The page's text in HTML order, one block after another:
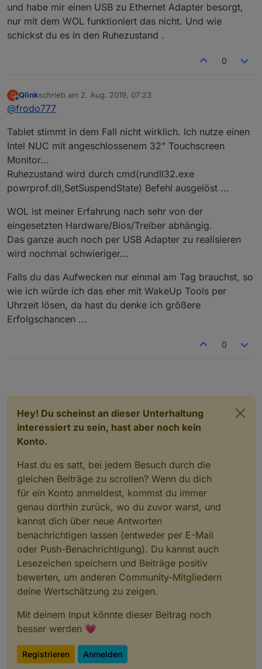
und habe mir einen USB zu Ethernet Adapter besorgt,
nur mit dem WOL funktioniert das nicht. Und wie
schickst du es in den Ruhezustand .
0
Q
Offline
Qlinkschrieb am 2. Aug. 2019, 07:23
zuletzt editiert von
@frodo777
Tablet stimmt in dem Fall nicht wirklich. Ich nutze einen
Intel NUC mit angeschlossenem 32" Touchscreen
Monitor...
Ruhezustand wird durch cmd(rundll32.exe
powrprof.dll,SetSuspendState) Befehl ausgelöst ...
WOL ist meiner Erfahrung nach sehr von der
eingesetzten Hardware/Bios/Treiber abhängig.
Das ganze auch noch per USB Adapter zu realisieren
wird nochmal schwieriger...
Falls du das Aufwecken nur einmal am Tag brauchst, so
wie ich würde ich das eher mit WakeUp Tools per
Uhrzeit lösen, da hast du denke ich größere
Erfolgschancen ...
0
Hey! Du scheinst an dieser Unterhaltung
interessiert zu sein, hast aber noch kein
Konto.
Hast du es satt, bei jedem Besuch durch die
gleichen Beiträge zu scrollen? Wenn du dich
für ein Konto anmeldest, kommst du immer
genau dorthin zurück, wo du zuvor warst, und
kannst dich über neue Antworten
benachrichtigen lassen (entweder per E-Mail
oder Push-Benachrichtigung). Du kannst auch
Lesezeichen speichern und Beiträge positiv
bewerten, um anderen Community-Mitgliedern
deine Wertschätzung zu zeigen.
Mit deinem Input könnte dieser Beitrag noch
besser werden 💗
Registrieren Anmelden